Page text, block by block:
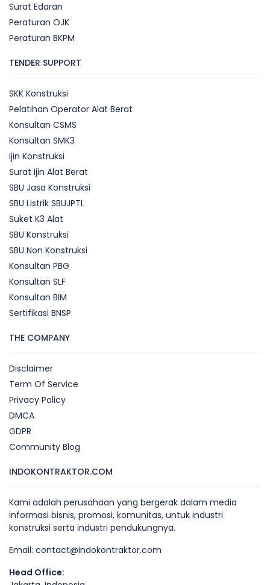
Surat Edaran
Peraturan OJK
Peraturan BKPM
TENDER SUPPORT
SKK Konstruksi
Pelatihan Operator Alat Berat
Konsultan CSMS
Konsultan SMK3
Ijin Konstruksi
Surat Ijin Alat Berat
SBU Jasa Konstruksi
SBU Listrik SBUJPTL
Suket K3 Alat
SBU Konstruksi
SBU Non Konstruksi
Konsultan PBG
Konsultan SLF
Konsultan BIM
Sertifikasi BNSP
THE COMPANY
Disclaimer
Term Of Service
Privacy Policy
DMCA
GDPR
Community Blog
INDOKONTRAKTOR.COM
Kami adalah perusahaan yang bergerak dalam media
informasi bisnis, promosi, komunitas, untuk industri
konstruksi serta industri pendukungnya.
Email: contact@indokontraktor.com
Head Office: